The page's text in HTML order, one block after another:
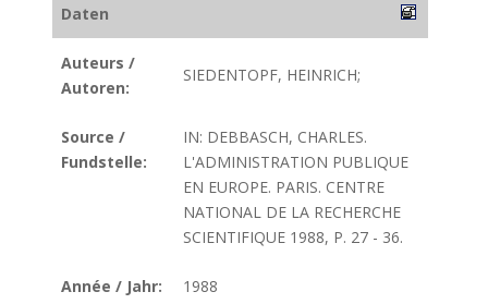
Daten
Auteurs /
Autoren:
SIEDENTOPF, HEINRICH;
Source /
Fundstelle:
IN: DEBBASCH, CHARLES.
L'ADMINISTRATION PUBLIQUE
EN EUROPE. PARIS. CENTRE
NATIONAL DE LA RECHERCHE
SCIENTIFIQUE 1988, P. 27 - 36.
Année / Jahr: 1988